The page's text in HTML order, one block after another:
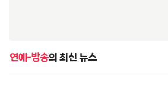
연예-방송의 최신 뉴스